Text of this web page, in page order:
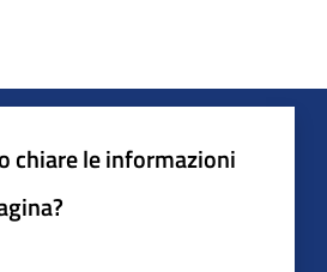
chiare le informazioni